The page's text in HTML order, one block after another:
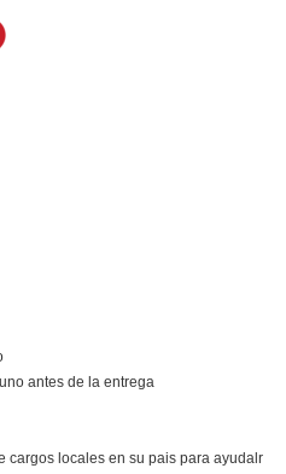
antes de la entrega
cargos locales en su pais para ayudalr